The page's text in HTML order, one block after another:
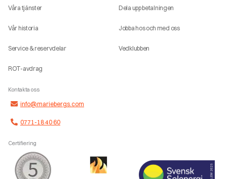
Våra tjänster
Vår historia
Service & reservdelar
ROT-avdrag
Dela upp betalningen
Jobba hos och med oss
Vedklubben
Kontakta oss
info@mariebergs.com
0771-18 40 60
Certifiering